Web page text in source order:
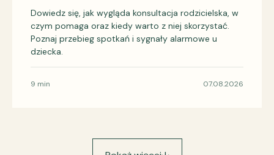
Dowiedz się, jak wygląda konsultacja rodzicielska, w
czym pomaga oraz kiedy warto z niej skorzystać.
Poznaj przebieg spotkań i sygnały alarmowe u
dziecka.
9 min 07.08.2026